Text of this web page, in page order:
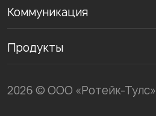
Коммуникация
Продукты
2026 © ООО «Ротейк-Тулс»